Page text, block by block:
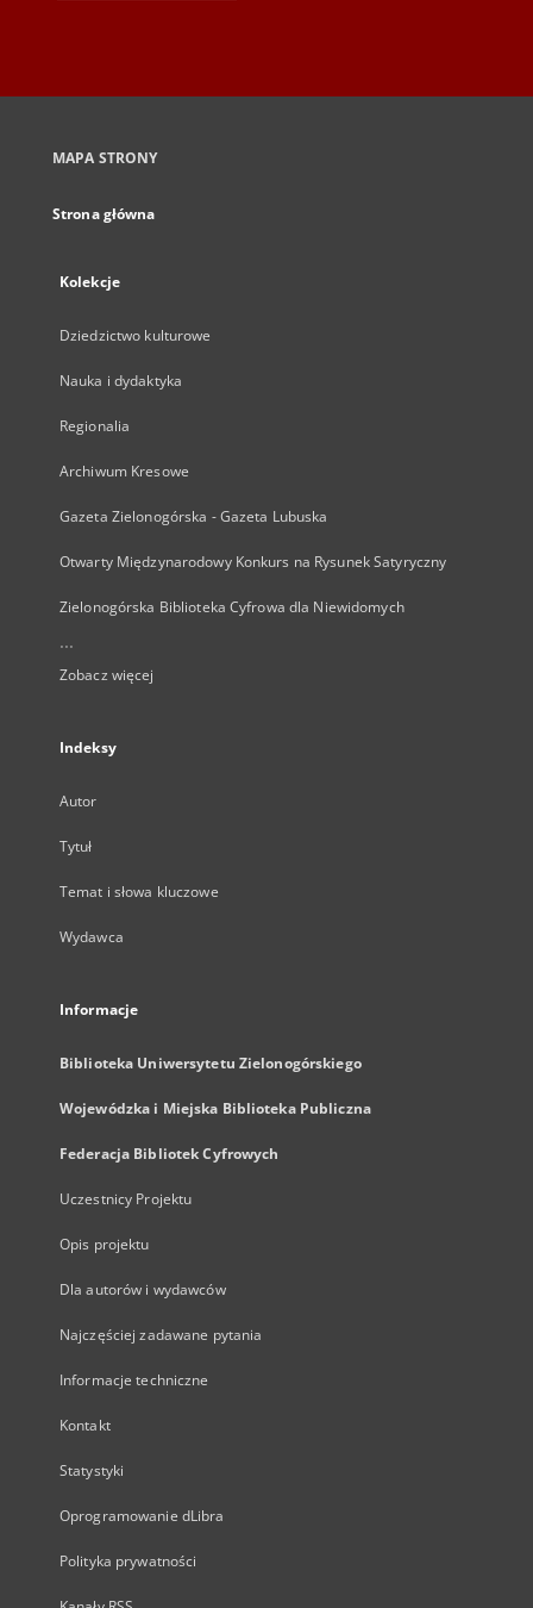
MAPA STRONY
Strona główna
Kolekcje
Dziedzictwo kulturowe
Nauka i dydaktyka
Regionalia
Archiwum Kresowe
Gazeta Zielonogórska - Gazeta Lubuska
Otwarty Międzynarodowy Konkurs na Rysunek Satyryczny
Zielonogórska Biblioteka Cyfrowa dla Niewidomych
...
Zobacz więcej
Indeksy
Autor
Tytuł
Temat i słowa kluczowe
Wydawca
Informacje
Biblioteka Uniwersytetu Zielonogórskiego
Wojewódzka i Miejska Biblioteka Publiczna
Federacja Bibliotek Cyfrowych
Uczestnicy Projektu
Opis projektu
Dla autorów i wydawców
Najczęściej zadawane pytania
Informacje techniczne
Kontakt
Statystyki
Oprogramowanie dLibra
Polityka prywatności